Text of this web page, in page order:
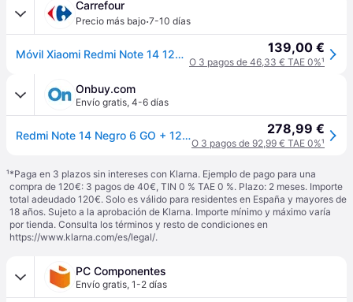
Carrefour
Precio más bajo·7-10 días
Móvil Xiaomi Redmi Note 14 128GB + 6GB RAM - Negro 139,00 €
O 3 pagos de 46,33 € TAE 0%¹
Onbuy.com
Envío gratis, 4-6 días
Redmi Note 14 Negro 6 GO + 128 GO 278,99 €
O 3 pagos de 92,99 € TAE 0%¹
¹*Paga en 3 plazos sin intereses con Klarna. Ejemplo de pago para una
compra de 120€: 3 pagos de 40€, TIN 0 % TAE 0 %. Plazo: 2 meses. Importe
total adeudado 120€. Solo es válido para residentes en España y mayores de
18 años. Sujeto a la aprobación de Klarna. Importe mínimo y máximo varía
por tienda. Consulta los términos y resto de condiciones en
https://www.klarna.com/es/legal/.
PC Componentes
Envío gratis, 1-2 días